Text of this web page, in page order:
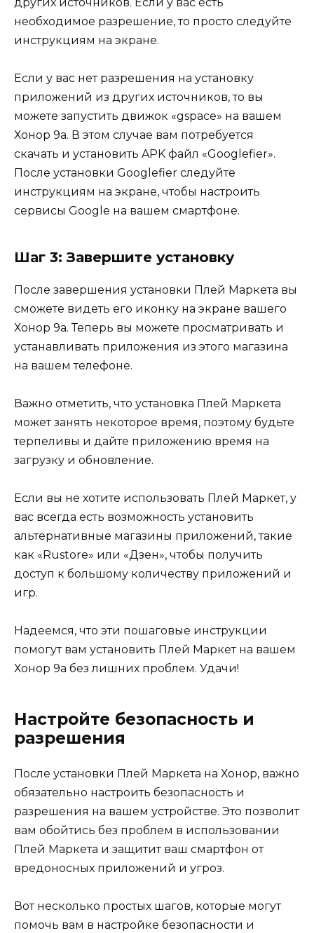
необходимое разрешение, то просто следуйте
инструкциям на экране.
Если у вас нет разрешения на установку
приложений из других источников, то вы
можете запустить движок «gspace» на вашем
Хонор 9а. В этом случае вам потребуется
скачать и установить APK файл «Googlefier».
После установки Googlefier следуйте
инструкциям на экране, чтобы настроить
сервисы Google на вашем смартфоне.
Шаг 3: Завершите установку
После завершения установки Плей Маркета вы
сможете видеть его иконку на экране вашего
Хонор 9а. Теперь вы можете просматривать и
устанавливать приложения из этого магазина
на вашем телефоне.
Важно отметить, что установка Плей Маркета
может занять некоторое время, поэтому будьте
терпеливы и дайте приложению время на
загрузку и обновление.
Если вы не хотите использовать Плей Маркет, у
вас всегда есть возможность установить
альтернативные магазины приложений, такие
как «Rustore» или «Дзен», чтобы получить
доступ к большому количеству приложений и
игр.
Надеемся, что эти пошаговые инструкции
помогут вам установить Плей Маркет на вашем
Хонор 9а без лишних проблем. Удачи!
Настройте безопасность и
разрешения
После установки Плей Маркета на Хонор, важно
обязательно настроить безопасность и
разрешения на вашем устройстве. Это позволит
вам обойтись без проблем в использовании
Плей Маркета и защитит ваш смартфон от
вредоносных приложений и угроз.
Вот несколько простых шагов, которые могут
помочь вам в настройке безопасности и